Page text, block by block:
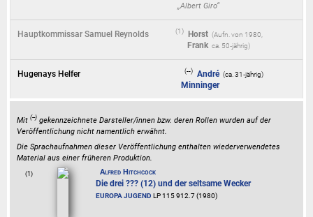
„Albert Giro“
Hauptkommissar Samuel Reynolds (1) Horst
Frank
( 1980
ca. 50‑jährig)
Hugenays Helfer (--) André
Minninger
(ca. 31‑jährig)
Mit (--) gekennzeichnete Darsteller/innen bzw. deren Rollen wurden auf der
Veröffentlichung nicht namentlich erwähnt.
Die Sprachaufnahmen dieser Veröffentlichung enthalten wiederverwendetes
Material aus einer früheren Produktion.
(1) Alfred Hitchcock
Die drei ??? (12) und der seltsame Wecker
EUROPA JUGEND LP 115 912.7 (1980)